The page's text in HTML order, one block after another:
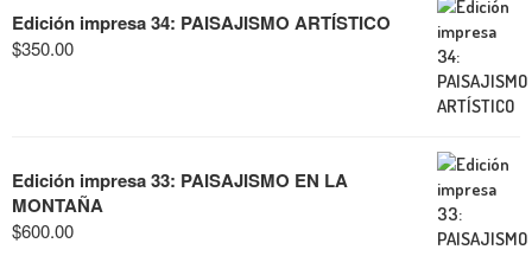
Edición impresa 34: PAISAJISMO ARTÍSTICO
$350.00
Edición impresa 33: PAISAJISMO EN LA
MONTAÑA
$600.00